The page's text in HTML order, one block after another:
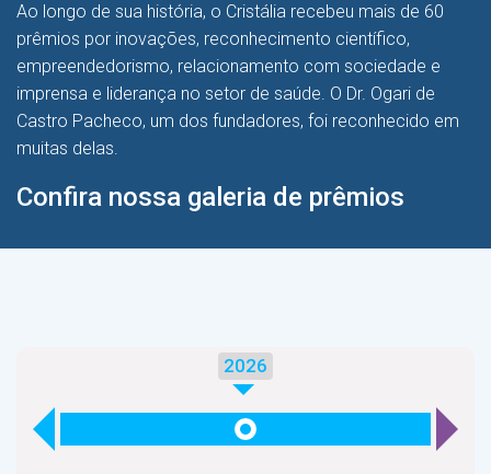
Ao longo de sua história, o Cristália recebeu mais de 60
prêmios por inovações, reconhecimento científico,
empreendedorismo, relacionamento com sociedade e
imprensa e liderança no setor de saúde. O Dr. Ogari de
Castro Pacheco, um dos fundadores, foi reconhecido em
muitas delas.
Confira nossa galeria de prêmios
2026